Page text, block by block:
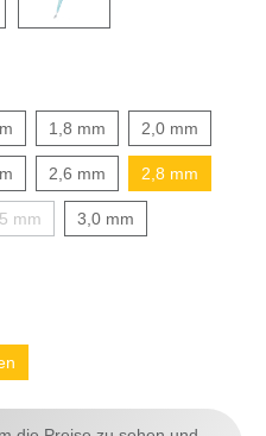
1,8 mm 2,0 mm
2,6 mm 2,8 mm
mm 3,0 mm